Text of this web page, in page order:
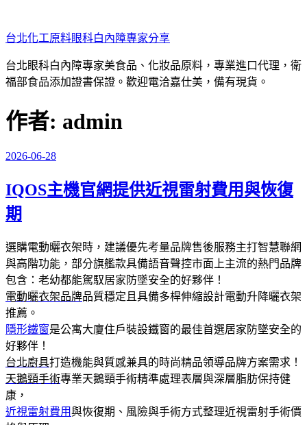
至
主
要
內
台北化工原料眼科白內障專家分享
台北眼科白內障專家美食品、化妝品原料，專業進口代理，衛
福部食品添加證書保證。歡迎電洽嘉仕美，備有現貨。
作者: admin
發
於
2026-06-28
IQOS主機官網提供近視雷射費用與恢復
期
選購電動曬衣架時，建議優先考量品牌售後服務主打智慧聯網
與高階功能，部分旗艦款具備語音聲控市面上主流的熱門品牌
包含：老幼都能駕馭居家防墜安全的好夥伴！
電動曬衣架品牌品質穩定且具備多桿伸縮設計電動升降曬衣架
推薦。
隱形鐵窗是公寓大廈住戶裝設鐵窗的最佳首選居家防墜安全的
好夥伴！
台北廚具打造機能與質感兼具的時尚精品領導品牌方案需求！
天鵝頸手術專業天鵝頸手術精準處理表層與深層脂肪保持健
康，
近視雷射費用與恢復期、風險與手術方式整理近視雷射手術價